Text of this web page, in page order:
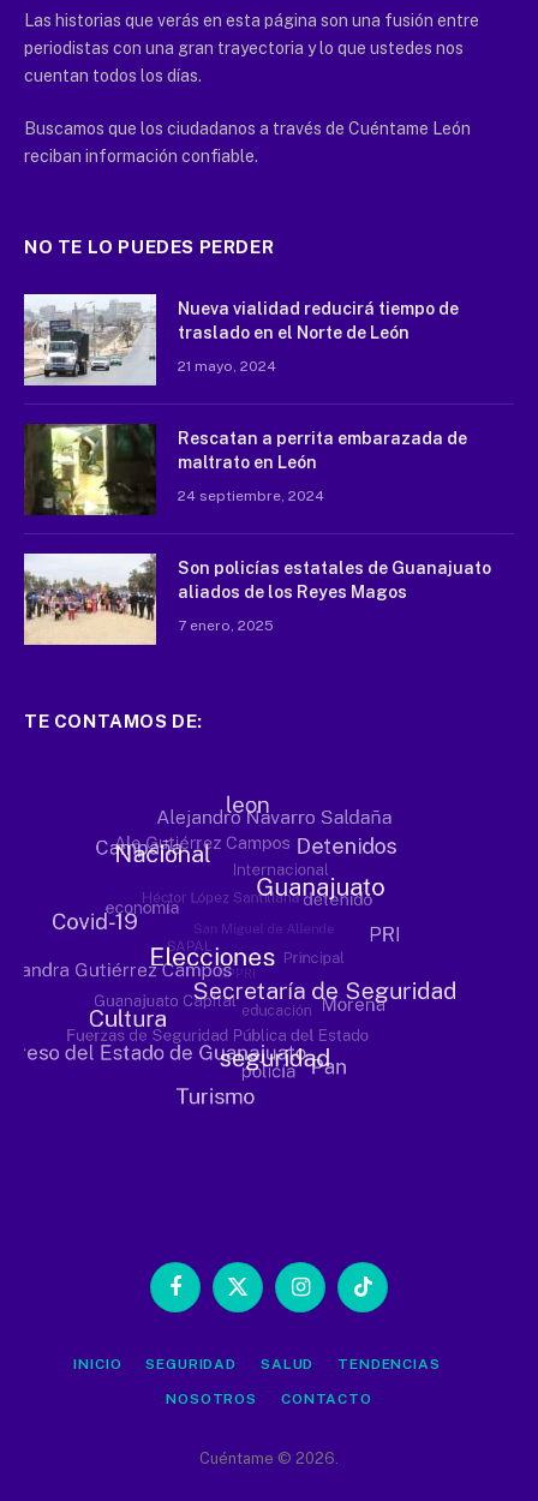
Las historias que verás en esta página son una fusión entre
periodistas con una gran trayectoria y lo que ustedes nos
cuentan todos los días.
Buscamos que los ciudadanos a través de Cuéntame León
reciban información confiable.
NO TE LO PUEDES PERDER
Nueva vialidad reducirá tiempo de
traslado en el Norte de León
21 mayo, 2024
Rescatan a perrita embarazada de
maltrato en León
24 septiembre, 2024
Son policías estatales de Guanajuato
aliados de los Reyes Magos
7 enero, 2025
TE CONTAMOS DE:
Facebook
X
InstagramTikTok
INICIO SEGURIDAD SALUD TENDENCIAS
NOSOTROS CONTACTO
Cuéntame © 2026.